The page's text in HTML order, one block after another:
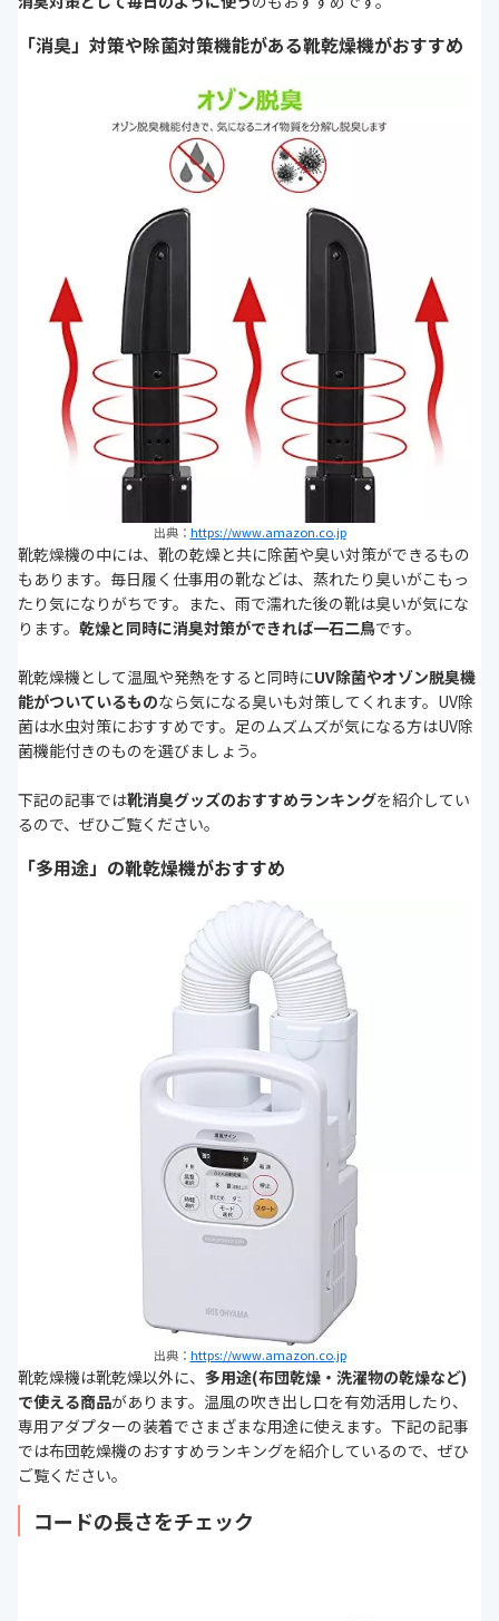
「消臭」対策や除菌対策機能がある靴乾燥機がおすすめ
出典： https://www.amazon.co.jp
靴乾燥機の中には、靴の乾燥と共に除菌や臭い対策ができるもの
もあります。毎日履く仕事用の靴などは、蒸れたり臭いがこもっ
たり気になりがちです。また、雨で濡れた後の靴は臭いが気にな
ります。 乾燥と同時に消臭対策ができれば一石二鳥です。
靴乾燥機として温風や発熱をすると同時にUV除菌やオゾン脱臭機
能がついているものなら気になる臭いも対策してくれます。UV除
菌は水虫対策におすすめです。足のムズムズが気になる方はUV除
菌機能付きのものを選びましょう。
下記の記事では靴消臭グッズのおすすめランキングを紹介してい
るので、ぜひご覧ください。
「多用途」の靴乾燥機がおすすめ
出典： https://www.amazon.co.jp
靴乾燥機は靴乾燥以外に、 多用途(布団乾燥・洗濯物の乾燥など)
で使える商品があります。温風の吹き出し口を有効活用したり、
専用アダプターの装着でさまざまな用途に使えます。下記の記事
では布団乾燥機のおすすめランキングを紹介しているので、ぜひ
ご覧ください。
コードの長さをチェック